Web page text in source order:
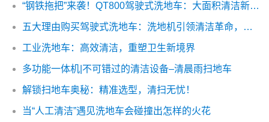
“钢铁拖把”来袭！QT800驾驶式洗地车：大面积清洁新纪元
五大理由购买驾驶式洗地车：洗地机引领清洁革命，释放企业潜能
工业洗地车：高效清洁，重塑卫生新境界
多功能一体机|不可错过的清洁设备–清晨雨扫地车
解锁扫地车奥秘：精准选型，清扫无忧！
当“人工清洁”遇见洗地车会碰撞出怎样的火花